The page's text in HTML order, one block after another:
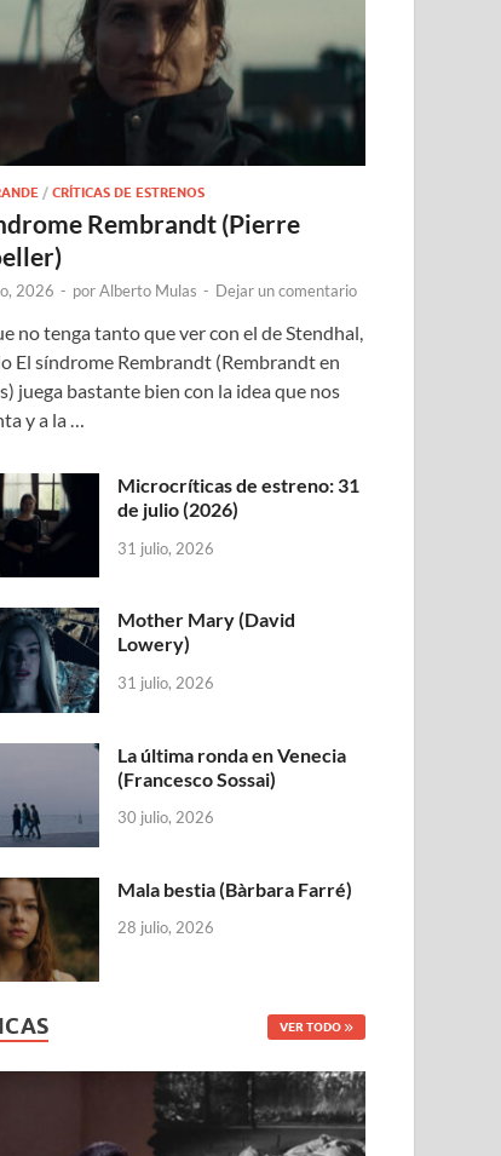
/CRÍTICAS DE ESTRENOS
Rembrandt (Pierre
2026 - porAlberto Mulas - Dejar un comentario
no tenga tanto que ver con el de Stendhal,
El síndrome Rembrandt (Rembrandt en
juega bastante bien con la idea que nos
y a la …
Microcríticas de estreno: 31
de julio (2026)
31 julio, 2026
Mother Mary (David
Lowery)
31 julio, 2026
La última ronda en Venecia
(Francesco Sossai)
30 julio, 2026
Mala bestia (Bàrbara Farré)
28 julio, 2026
VER TODO